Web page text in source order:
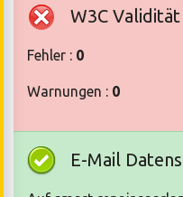
W3C Validität
Fehler : 0
Warnungen : 0
E-Mail